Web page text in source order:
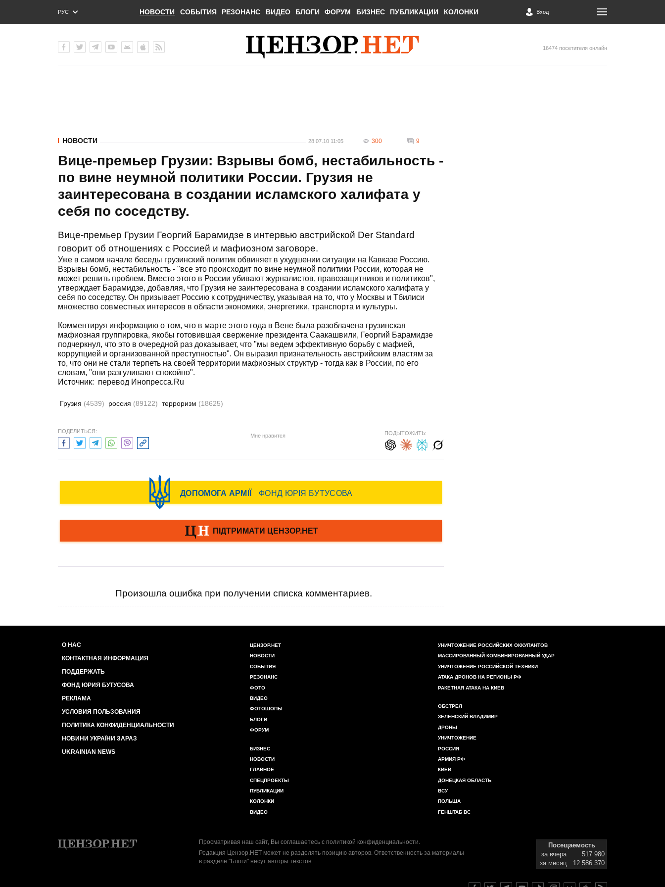
РУС
ENG
НОВОСТИ СОБЫТИЯ РЕЗОНАНС ВИДЕО БЛОГИ ФОРУМ БИЗНЕС ПУБЛИКАЦИИ КОЛОНКИ Вход
16474 посетителя онлайн
НОВОСТИ 28.07.10 11:05 300 9
Вице-премьер Грузии: Взрывы бомб, нестабильность -
по вине неумной политики России. Грузия не
заинтересована в создании исламского халифата у
себя по соседству.
Вице-премьер Грузии Георгий Барамидзе в интервью австрийской Der Standard
говорит об отношениях с Россией и мафиозном заговоре.
Уже в самом начале беседы грузинский политик обвиняет в ухудшении ситуации на Кавказе Россию.
Взрывы бомб, нестабильность - "все это происходит по вине неумной политики России, которая не
может решить проблем. Вместо этого в России убивают журналистов, правозащитников и политиков",
утверждает Барамидзе, добавляя, что Грузия не заинтересована в создании исламского халифата у
себя по соседству. Он призывает Россию к сотрудничеству, указывая на то, что у Москвы и Тбилиси
множество совместных интересов в области экономики, энергетики, транспорта и культуры.
Комментируя информацию о том, что в марте этого года в Вене была разоблачена грузинская
мафиозная группировка, якобы готовившая свержение президента Саакашвили, Георгий Барамидзе
подчеркнул, что это в очередной раз доказывает, что "мы ведем эффективную борьбу с мафией,
коррупцией и организованной преступностью". Он выразил признательность австрийским властям за
то, что они не стали терпеть на своей территории мафиозных структур - тогда как в России, по его
словам, "они разгуливают спокойно".
Источник: перевод Инопресса.Ru
Грузия (4539) россия (89122) терроризм (18625)
ПОДЕЛИТЬСЯ:
Мне нравится ПОДЫТОЖИТЬ:
Произошла ошибка при получении списка комментариев.
О НАС
КОНТАКТНАЯ ИНФОРМАЦИЯ
ПОДДЕРЖАТЬ
ФОНД ЮРИЯ БУТУСОВА
РЕКЛАМА
УСЛОВИЯ ПОЛЬЗОВАНИЯ
ПОЛИТИКА КОНФИДЕНЦИАЛЬНОСТИ
НОВИНИ УКРАЇНИ ЗАРАЗ
UKRAINIAN NEWS
ЦЕНЗОР.НЕТ
НОВОСТИ
СОБЫТИЯ
РЕЗОНАНС
ФОТО
ВИДЕО
ФОТОШОПЫ
БЛОГИ
ФОРУМ
БИЗНЕС
НОВОСТИ
ГЛАВНОЕ
СПЕЦПРОЕКТЫ
ПУБЛИКАЦИИ
КОЛОНКИ
ВИДЕО
УНИЧТОЖЕНИЕ РОССИЙСКИХ ОККУПАНТОВ
МАССИРОВАННЫЙ КОМБИНИРОВАННЫЙ УДАР
УНИЧТОЖЕНИЕ РОССИЙСКОЙ ТЕХНИКИ
АТАКА ДРОНОВ НА РЕГИОНЫ РФ
РАКЕТНАЯ АТАКА НА КИЕВ
ОБСТРЕЛ
ЗЕЛЕНСКИЙ ВЛАДИМИР
ДРОНЫ
УНИЧТОЖЕНИЕ
РОССИЯ
АРМИЯ РФ
КИЕВ
ДОНЕЦКАЯ ОБЛАСТЬ
ВСУ
ПОЛЬША
ГЕНШТАБ ВС
Просматривая наш сайт, Вы соглашаетесь с политикой конфиденциальности.
Редакция Цензор.НЕТ может не разделять позицию авторов. Ответственность за материалы
в разделе "Блоги" несут авторы текстов.
Посещаемость
за вчера
517 980
за месяц
12 586 370